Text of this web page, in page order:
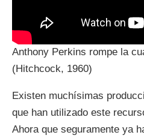
Anthony Perkins rompe la
(Hitchcock, 1960)
Existen muchísimas
que han utilizado este
Ahora que seguramente ya